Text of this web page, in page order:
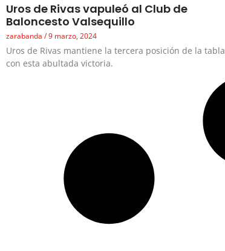
Uros de Rivas vapuleó al Club de
Baloncesto Valsequillo
zarabanda 9 marzo, 2024
Uros de Rivas mantiene la tercera posición de la tabla
con esta abultada victoria.